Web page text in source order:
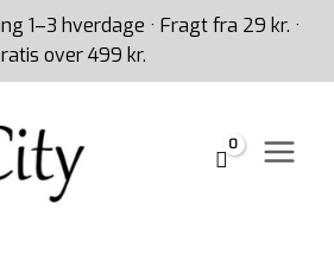
1–3 hverdage · Fragt fra 29 kr. ·
over 499 kr.